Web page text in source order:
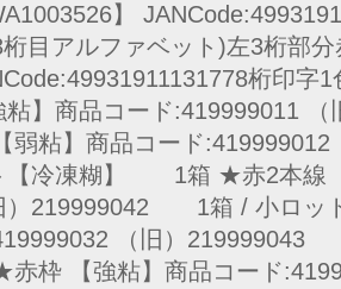
】
桁目アルファベット)左3桁部
桁印
粘】商品コード:419999011
弱粘】商品コード
【冷凍糊】 1箱 ★赤2本線
）219999042 1箱 / 小ロッ
（旧）
赤枠 【強粘】商品コード